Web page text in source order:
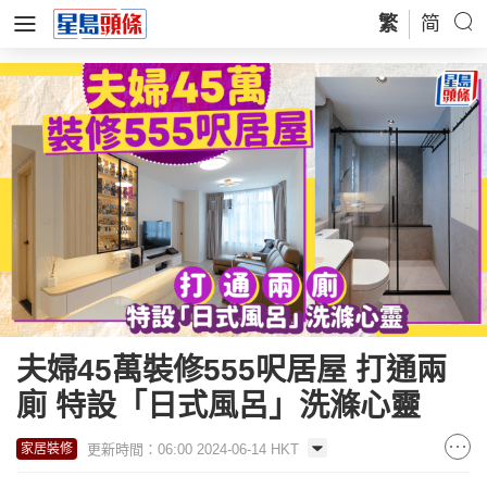
繁 简
夫婦45萬裝修555呎居屋 打通兩
廁 特設「日式風呂」洗滌心靈
家居裝修 更新時間：06:00 2024-06-14 HKT